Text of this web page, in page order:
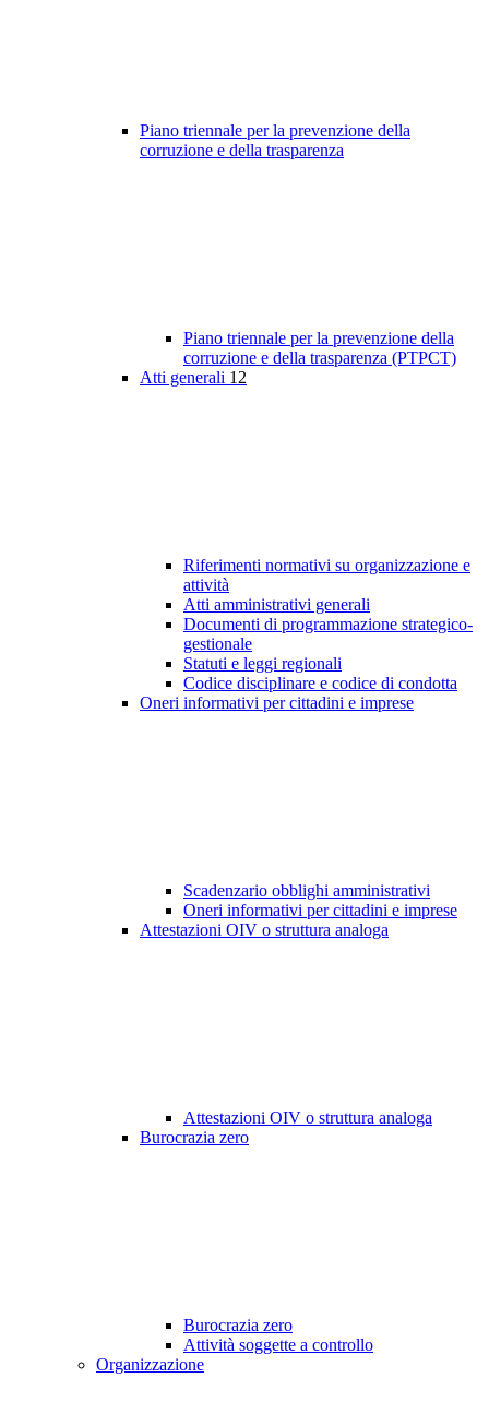
Piano triennale per la prevenzione della
corruzione e della trasparenza
Piano triennale per la prevenzione della
corruzione e della trasparenza (PTPCT)
Atti generali 12
Riferimenti normativi su organizzazione e
attività
Atti amministrativi generali
Documenti di programmazione strategico-
gestionale
Statuti e leggi regionali
Codice disciplinare e codice di condotta
Oneri informativi per cittadini e imprese
Scadenzario obblighi amministrativi
Oneri informativi per cittadini e imprese
Attestazioni OIV o struttura analoga
Attestazioni OIV o struttura analoga
Burocrazia zero
Burocrazia zero
Attività soggette a controllo
Organizzazione